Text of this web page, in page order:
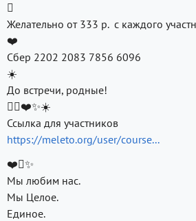

Желательно от 333 р. с каждого
❤️
Сбер 2202 2083 7856 6096
☀️
До встречи, родные!
❤️✨☀️
Ссылка для участников
https://meleto.org/user/course...
❤️✨
Мы любим нас.
Мы Целое.
Единое.